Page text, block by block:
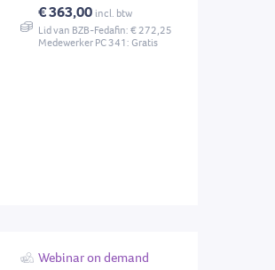
€ 363,00 incl. btw
Lid van BZB-Fedafin: € 272,25
Medewerker PC 341: Gratis
Webinar on demand